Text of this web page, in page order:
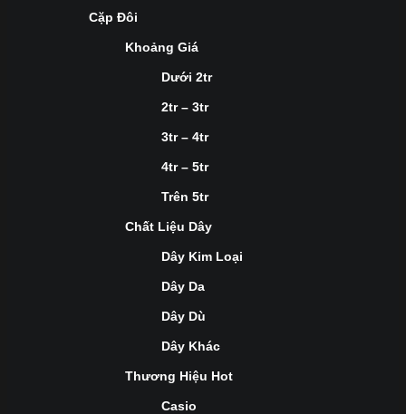
Cặp Đôi
Khoảng Giá
Dưới 2tr
2tr – 3tr
3tr – 4tr
4tr – 5tr
Trên 5tr
Chất Liệu Dây
Dây Kim Loại
Dây Da
Dây Dù
Dây Khác
Thương Hiệu Hot
Casio